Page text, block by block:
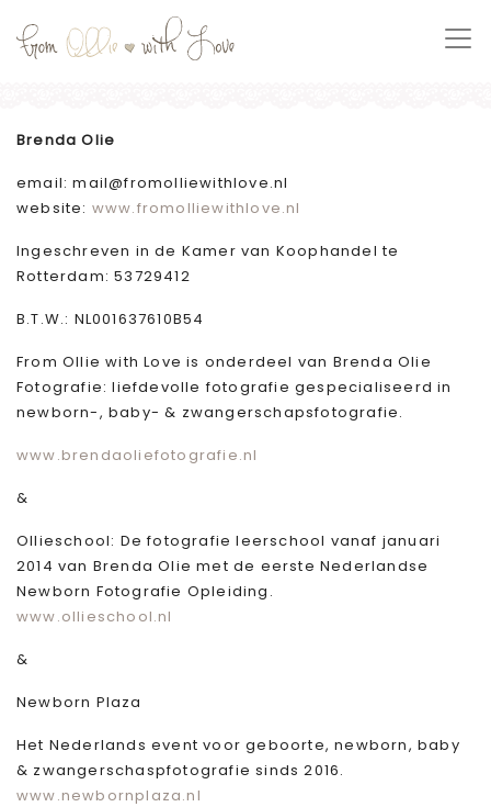
Brenda Olie
email: mail@fromolliewithlove.nl
website: www.fromolliewithlove.nl
Ingeschreven in de Kamer van Koophandel te
Rotterdam: 53729412
B.T.W.: NL001637610B54
From Ollie with Love is onderdeel van Brenda Olie
Fotografie: liefdevolle fotografie gespecialiseerd in
newborn-, baby- & zwangerschapsfotografie.
www.brendaoliefotografie.nl
&
Ollieschool: De fotografie leerschool vanaf januari
2014 van Brenda Olie met de eerste Nederlandse
Newborn Fotografie Opleiding.
www.ollieschool.nl
&
Newborn Plaza
Het Nederlands event voor geboorte, newborn, baby
& zwangerschaspfotografie sinds 2016.
www.newbornplaza.nl